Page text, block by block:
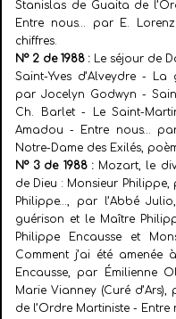
Stanislas de Guaita de
Entre nous… par E.
chiffres.
N° 2 de 1988 : Le séjour de
Saint-Yves d’Alveydre - La
par Jocelyn Godwyn -
Ch. Barlet - Le Saint-
Amadou - Entre nous…
Notre-Dame des Exilés,
N° 3 de 1988 : Mozart, le
de Dieu : Monsieur
Philippe…, par l’Abbé
guérison et le Maître
Philippe Encausse et
Comment j’ai été
Encausse, par Émilienne
Marie Vianney (Curé
de l’Ordre Martiniste - Entre